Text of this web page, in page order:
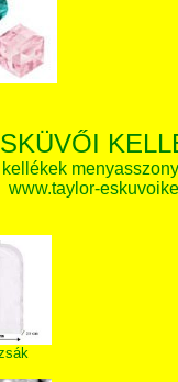
www.taylor-